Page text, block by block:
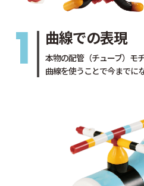
1 曲線での表現
本物の配管（チューブ）モ
曲線を使うことで今までに